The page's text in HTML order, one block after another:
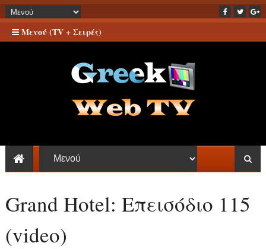
Μενού (TV + Σειρές)
Grand Hotel: Επεισόδιο 115
(video)